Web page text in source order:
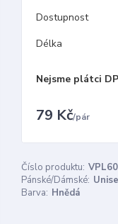
Dostupnost
Délka
Nejsme plátci
79 Kč/pár
Číslo produktu:
Pánské/Dámské:
Barva: Hnědá